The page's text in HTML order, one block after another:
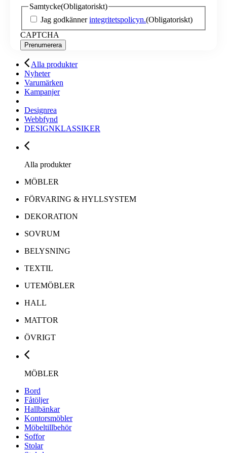
Samtycke(Obligatoriskt)
Jag godkännerintegritetspolicyn.(Obligatoriskt)
CAPTCHA
Alla produkter
Nyheter
Varumärken
Kampanjer
Designrea
Webbfynd
DESIGNKLASSIKER
Alla produkter
MÖBLER
FÖRVARING & HYLLSYSTEM
DEKORATION
SOVRUM
BELYSNING
TEXTIL
UTEMÖBLER
HALL
MATTOR
ÖVRIGT
MÖBLER
Bord
Fåtöljer
Hallbänkar
Kontorsmöbler
Möbeltillbehör
Soffor
Stolar